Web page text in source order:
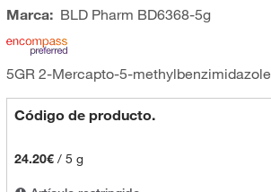
Marca: BLD Pharm BD6368-5g
5GR 2-Mercapto-5-methylbenzimidazole
Código de producto.
24.20€/ 5 g